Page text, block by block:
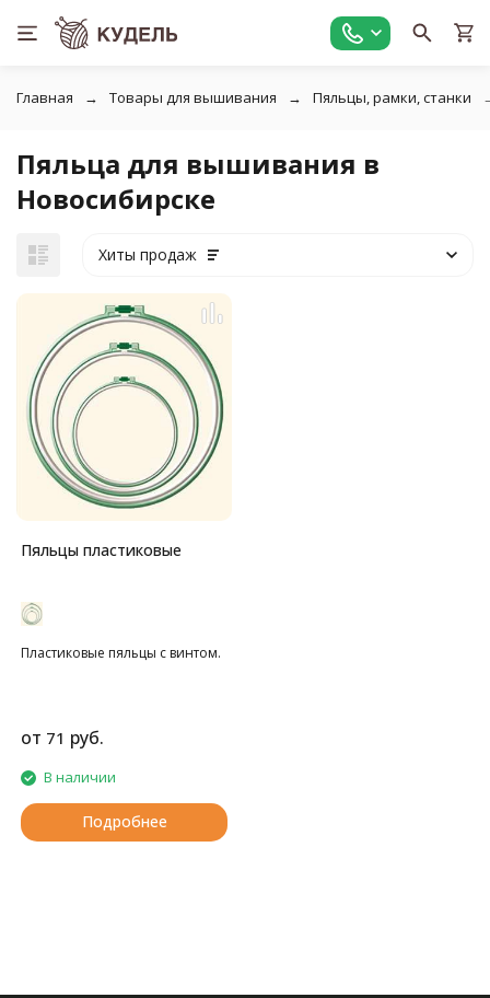
Главная Товары для вышивания Пяльцы, рамки, станки
Пяльца для вышивания в
Новосибирске
Хиты продаж
Пяльцы пластиковые
Пластиковые пяльцы с винтом.
от 71 руб.
В наличии
Подробнее